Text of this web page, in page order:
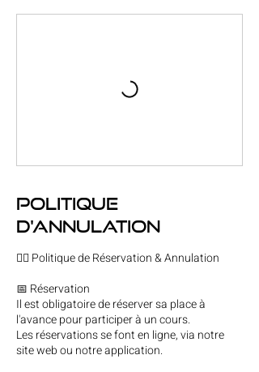
Politique
d'annulation
🧘‍♀️ Politique de Réservation & Annulation
📅 Réservation
Il est obligatoire de réserver sa place à
l'avance pour participer à un cours.
Les réservations se font en ligne, via notre
site web ou notre application.